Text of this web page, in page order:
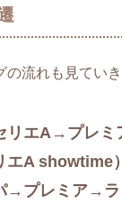
流れも見ていき
リエA→プレ
エA showtime）
→プレミア→